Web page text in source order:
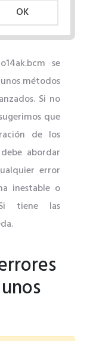
OK
se
métodos
Si no
que
de los
abordar
error
inestable o
tiene las